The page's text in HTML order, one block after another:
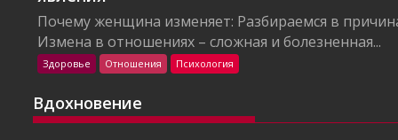
Почему женщина изменяет: Разбираемся в
Измена в отношениях – сложная и болезненная...
Здоровье Отношения Психология
Вдохновение